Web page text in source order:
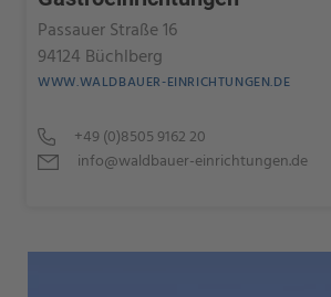
Passauer Straße 16
94124 Büchlberg
WWW.WALDBAUER-EINRICHTUNGEN.DE
+49 (0)8505 9162 20
info@waldbauer-einrichtungen.de